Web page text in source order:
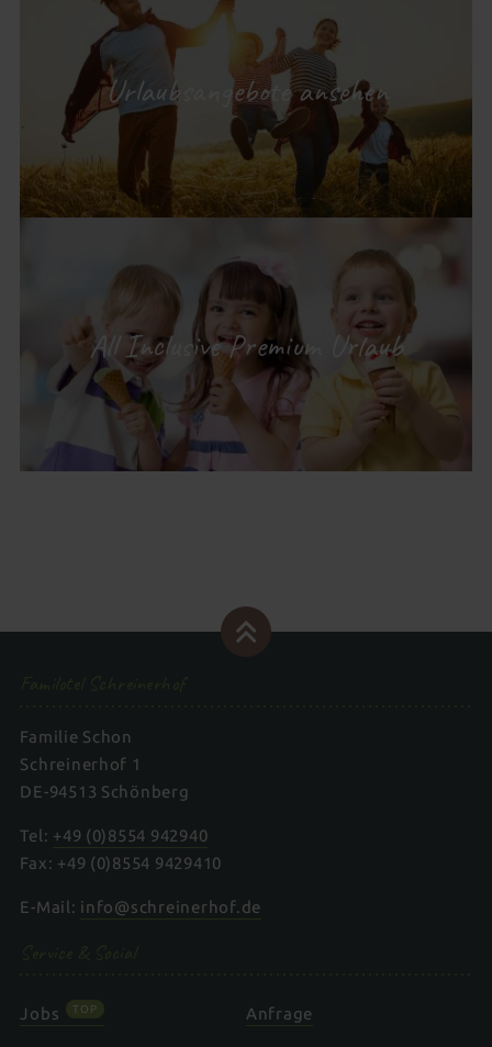
Urlaubsangebote ansehen
All Inclusive Premium Urlaub
Familie Schon
Schreinerhof 1
DE-94513 Schönberg
Tel: +49 (0)8554 942940
Fax: +49 (0)8554 9429410
E-Mail: info@schreinerhof.de
Jobs TOP Anfrage